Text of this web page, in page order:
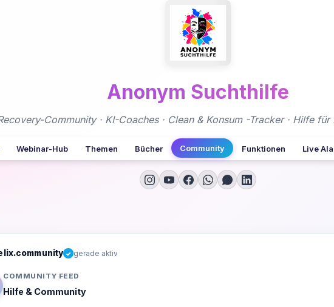
Anonym Suchthilfe
Community · KI-Coaches · Clean & Konsum -Tracker · Hilfe
Webinar-Hub Themen Bücher Community Funktionen Live
✓ gerade aktiv
COMMUNITY FEED
Hilfe & Community